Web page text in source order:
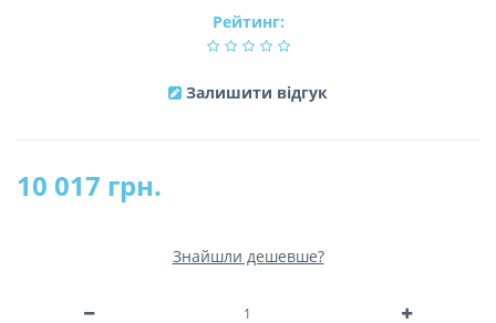
Рейтинг:
Залишити відгук
10 017 грн.
Знайшли дешевше?